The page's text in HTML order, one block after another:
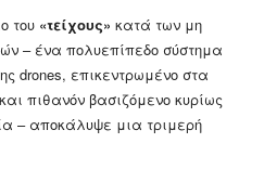
του «τείχους» κατά των μη
– ένα πολυεπίπεδο σύστημα
drones, επικεντρωμένο στα
πιθανόν βασιζόμενο κυρίως
– αποκάλυψε μια τριμερή